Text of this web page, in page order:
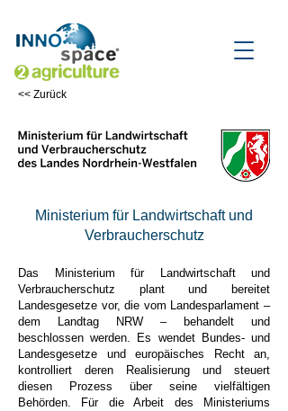
<< Zurück
Ministerium für Landwirtschaft und
Verbraucherschutz
Das Ministerium für Landwirtschaft und
Verbraucherschutz plant und bereitet
Landesgesetze vor, die vom Landesparlament –
dem Landtag NRW – behandelt und
beschlossen werden. Es wendet Bundes- und
Landesgesetze und europäisches Recht an,
kontrolliert deren Realisierung und steuert
diesen Prozess über seine vielfältigen
Behörden. Für die Arbeit des Ministeriums